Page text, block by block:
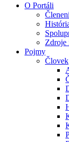
O Portáli
Zdroje
Pojmy
Človek